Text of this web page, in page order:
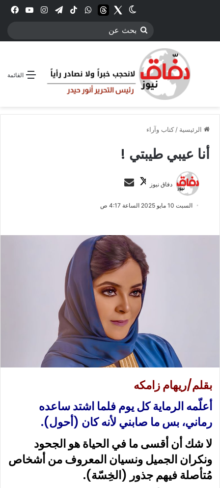
انستقرامتيلقرام‫TikTokواتسابthreadsTwitter
الوضع المظلم
بحث
القائمة
الرئيسية /كتاب وآراء
أنا عيبي طيبتي !
دفاق نيوز
ت
ب
ل
ى
X
س
ر
ي
د
إ
ل
ك
ت
و
ن
ي
السبت 10 مايو 2025 الساعة 4:17 ص
بقلم/ريهام زامكه
أعلّمه الرماية كل يوم فلما اشتد ساعده
رماني، بس ما صابني لأنه كان (أحول).
لا شك أن أقسى ما في الحياة هو الجحود
ونكران الجميل ونسيان المعروف من أشخاص
مُتأصلة فيهم جذور (الخِسّة).